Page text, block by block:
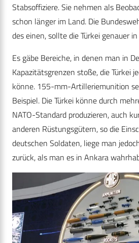
Stabsoffiziere. Sie nehmen als
schon länger im Land. Die
des einen, sollte die Türkei genauer
Es gäbe Bereiche, in denen man in
Kapazitätsgrenzen stoße, die Türkei
könne. 155-mm-Artilleriemunition
Beispiel. Die Türkei könne durch
NATO-Standard produzieren, auch
anderen Rüstungsgütern, so die
deutschen Soldaten, liege man
zurück, als man es in Ankara